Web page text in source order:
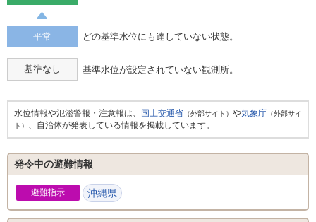
平常 どの基準水位にも達していない状態。
基準なし 基準水位が設定されていない観測所。
水位情報や氾濫警報・注意報は、 国土交通省 （外部サイト） や気象庁 （外部サイ
ト） 、自治体が発表している情報を掲載しています。
発令中の避難情報
避難指示 沖縄県